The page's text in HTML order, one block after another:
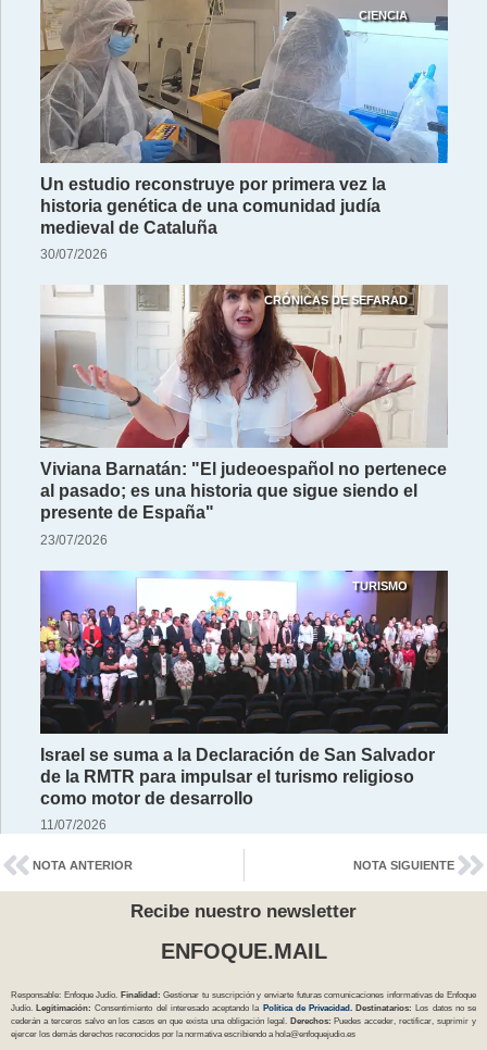
CIENCIA
Un estudio reconstruye por primera vez la
historia genética de una comunidad judía
medieval de Cataluña
30/07/2026
CRÓNICAS DE SEFARAD
Viviana Barnatán: "El judeoespañol no pertenece
al pasado; es una historia que sigue siendo el
presente de España"
23/07/2026
TURISMO
Israel se suma a la Declaración de San Salvador
de la RMTR para impulsar el turismo religioso
como motor de desarrollo
11/07/2026
NOTA ANTERIOR NOTA SIGUIENTE
Recibe nuestro newsletter
ENFOQUE.MAIL
Responsable: Enfoque Judío. Finalidad: Gestionar tu suscripción y enviarte futuras comunicaciones informativas de Enfoque
Judío.
Legitimación: Consentimiento del interesado aceptando la Política de Privacidad Destinatarios:
Los datos no se
cederán a terceros salvo en los casos en que exista una obligación legal.
Derechos: Puedes acceder, rectificar, suprimir y
ejercer los demás derechos reconocidos por la normativa escribiendo a hola@enfoquejudio.es